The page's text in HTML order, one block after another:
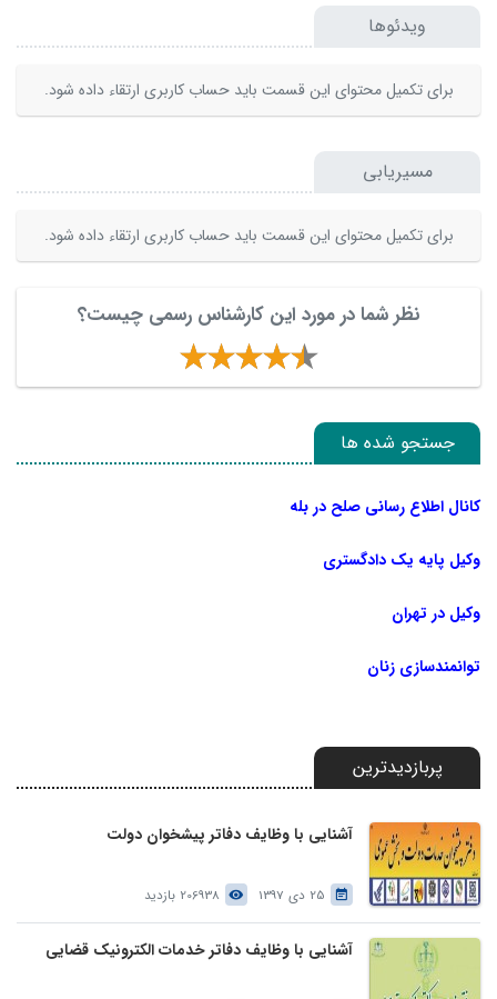
ویدئوها
برای تکمیل محتوای این قسمت باید حساب کاربری ارتقاء داده شود.
مسیریابی
برای تکمیل محتوای این قسمت باید حساب کاربری ارتقاء داده شود.
نظر شما در مورد این کارشناس رسمی چیست؟
جستجو شده ها
کانال اطلاع رسانی صلح در بله
وکیل پایه یک دادگستری
وکیل در تهران
توانمندسازی زنان
پربازدیدترین
آشنایی با وظایف دفاتر پیشخوان دولت
25 دی 1397 206938 بازدید
آشنایی با وظایف دفاتر خدمات الکترونیک قضایی